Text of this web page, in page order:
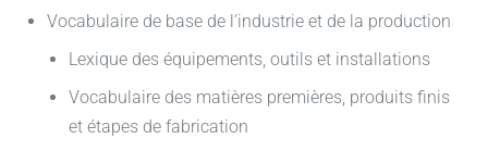
Vocabulaire de base de l’industrie et de la production
Lexique des équipements, outils et installations
Vocabulaire des matières premières, produits finis
et étapes de fabrication